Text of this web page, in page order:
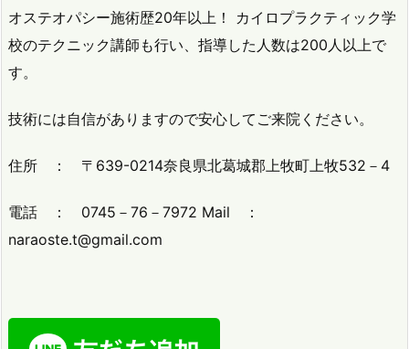
オステオパシー施術歴20年以上！ カイロプラクティック学
校のテクニック講師も行い、指導した人数は200人以上で
す。
技術には自信がありますので安心してご来院ください。
住所 ： 〒639-0214奈良県北葛城郡上牧町上牧532－4
電話 ： 0745－76－7972 Mail ：
naraoste.t@gmail.com